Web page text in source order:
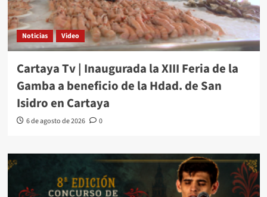
Noticias Video
Cartaya Tv | Inaugurada la XIII Feria de la
Gamba a beneficio de la Hdad. de San
Isidro en Cartaya
6 de agosto de 2026 0